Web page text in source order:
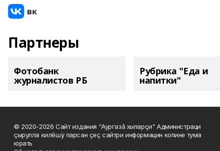
Партнеры
Фотобанк
журналистов РБ
Рубрика "Еда и
напитки"
© 2020-2026 Сайт издания "Аургазă хыпарçи" Администраци
çырулла килĕшÿ парсан çеç сайтри информацин копине тума
юрать